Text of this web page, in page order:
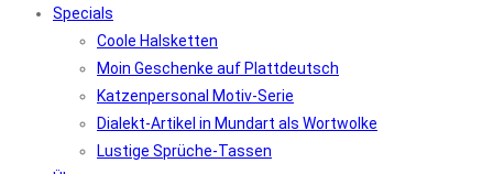
Specials
Coole Halsketten
Moin Geschenke auf Plattdeutsch
Katzenpersonal Motiv-Serie
Dialekt-Artikel in Mundart als Wortwolke
Lustige Sprüche-Tassen